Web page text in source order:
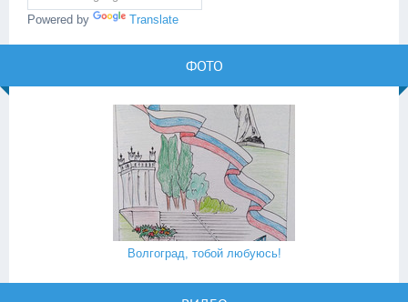
Powered by Translate
ФОТО
Волгоград, тобой любуюсь!